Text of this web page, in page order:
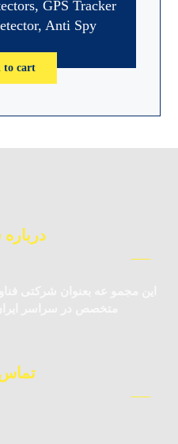
GPS Tracker
Anti Spy
to cart
این مجمو عه بعنوان شرکتی
تماس